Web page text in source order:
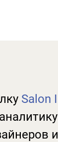
Salon